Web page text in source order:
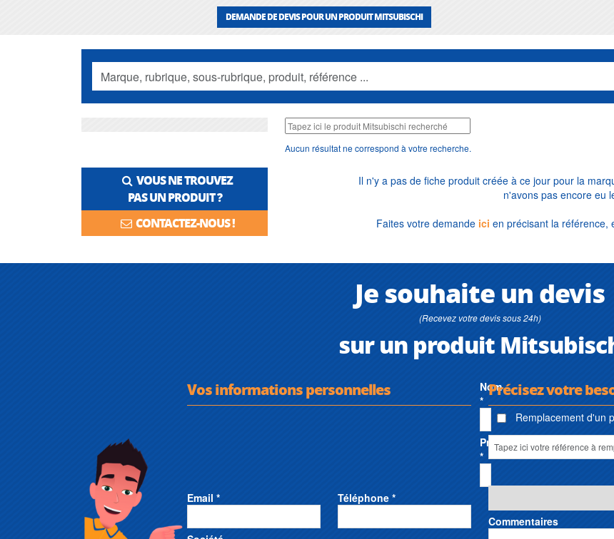
DEMANDE DE DEVIS POUR UN PRODUIT MITSUBISCHI
VOUS NE TROUVEZ
PAS UN PRODUIT ?
CONTACTEZ-NOUS !
Aucun résultat ne correspond à votre recherche.
Il n'y a pas de fiche produit créée à ce jour pour la
n'avons pas encore eu
Faites votre demande ici en précisant la référence,
Je souhaite un devis
(Recevez votre devis sous 24h)
sur un produit
Vos informations personnelles
Nom
*
Prénom
*
Email * Téléphone *
Précisez votre
Remplacement d'un
Commentaires